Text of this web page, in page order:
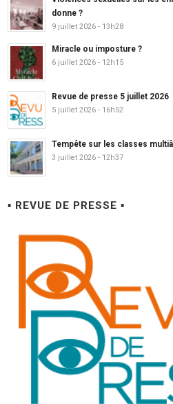
donne ?
9 juillet 2026 - 13h28
Miracle ou imposture ?
6 juillet 2026 - 12h15
Revue de presse 5 juillet 2026
5 juillet 2026 - 16h52
Tempête sur les classes
3 juillet 2026 - 12h37
▪ REVUE DE PRESSE ▪